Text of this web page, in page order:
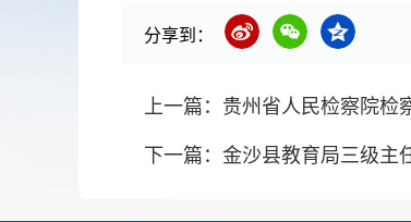
分享到：
上一篇： 贵州省人民检察院检
下一篇： 金沙县教育局三级主